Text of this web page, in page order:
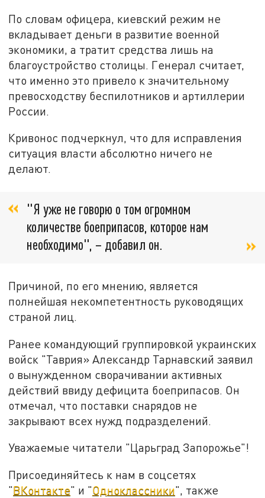
По словам офицера, киевский режим не
вкладывает деньги в развитие военной
экономики, а тратит средства лишь на
благоустройство столицы. Генерал считает,
что именно это привело к значительному
превосходству беспилотников и артиллерии
России.
Кривонос подчеркнул, что для исправления
ситуация власти абсолютно ничего не
делают.
"Я уже не говорю о том огромном
количестве боеприпасов, которое нам
необходимо", – добавил он.
Причиной, по его мнению, является
полнейшая некомпетентность руководящих
страной лиц.
Ранее командующий группировкой украинских
войск "Таврия» Александр Тарнавский заявил
о вынужденном сворачивании активных
действий ввиду дефицита боеприпасов. Он
отмечал, что поставки снарядов не
закрывают всех нужд подразделений.
Уважаемые читатели "Царьград Запорожье"!
Присоединяйтесь к нам в соцсетях
"ВКонтакте" и "Одноклассники", также